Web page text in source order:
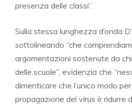
presenza delle classi”.
Sulla stessa lunghezza d’onda
sottolineando “che
argomentazioni sostenute da
delle scuole”, evidenzia che
dimenticare che l’unico modo
propagazione del virus è ridurre